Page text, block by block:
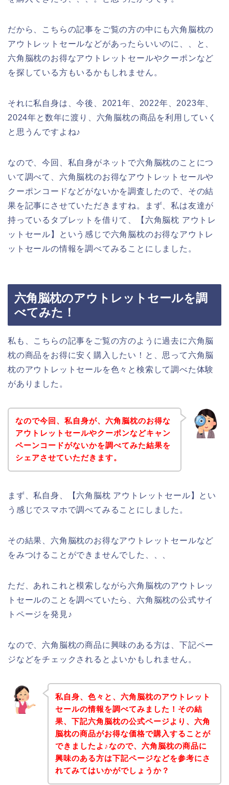
だから、こちらの記事をご覧の方の中にも六角脳枕の
アウトレットセールなどがあったらいいのに、、と、
六角脳枕のお得なアウトレットセールやクーポンなど
を探している方もいるかもしれません。
それに私自身は、今後、2021年、2022年、2023年、
2024年と数年に渡り、六角脳枕の商品を利用していく
と思うんですよね♪
なので、今回、私自身がネットで六角脳枕のことにつ
いて調べて、六角脳枕のお得なアウトレットセールや
クーポンコードなどがないかを調査したので、その結
果を記事にさせていただきますね。まず、私は友達が
持っているタブレットを借りて、【六角脳枕 アウトレ
ットセール】という感じで六角脳枕のお得なアウトレ
ットセールの情報を調べてみることにしました。
六角脳枕のアウトレットセールを調
べてみた！
私も、こちらの記事をご覧の方のように過去に六角脳
枕の商品をお得に安く購入したい！と、思って六角脳
枕のアウトレットセールを色々と検索して調べた体験
がありました。
なので今回、私自身が、六角脳枕のお得な
アウトレットセールやクーポンなどキャン
ペーンコードがないかを調べてみた結果を
シェアさせていただきます。
まず、私自身、【六角脳枕 アウトレットセール】とい
う感じでスマホで調べてみることにしました。
その結果、六角脳枕のお得なアウトレットセールなど
をみつけることができませんでした、、、
ただ、あれこれと模索しながら六角脳枕のアウトレッ
トセールのことを調べていたら、六角脳枕の公式サイ
トページを発見♪
なので、六角脳枕の商品に興味のある方は、下記ペー
ジなどをチェックされるとよいかもしれません。
私自身、色々と、六角脳枕のアウトレット
セールの情報を調べてみました！その結
果、下記六角脳枕の公式ページより、六角
脳枕の商品がお得な価格で購入することが
できましたよ♪なので、六角脳枕の商品に
興味のある方は下記ページなどを参考にさ
れてみてはいかがでしょうか？